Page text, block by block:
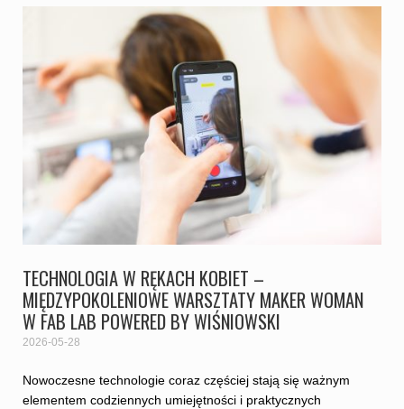
TECHNOLOGIA W RĘKACH KOBIET –
MIĘDZYPOKOLENIOWE WARSZTATY MAKER WOMAN
W FAB LAB POWERED BY WIŚNIOWSKI
2026-05-28
Nowoczesne technologie coraz częściej stają się ważnym
elementem codziennych umiejętności i praktycznych